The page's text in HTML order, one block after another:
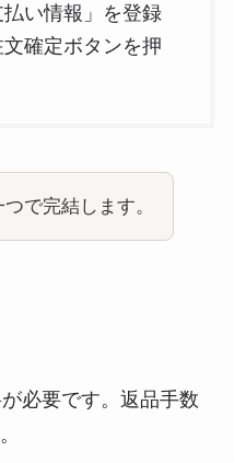
払い情報」を登録
確定ボタンを押
で完結します。
必要です。返品手数